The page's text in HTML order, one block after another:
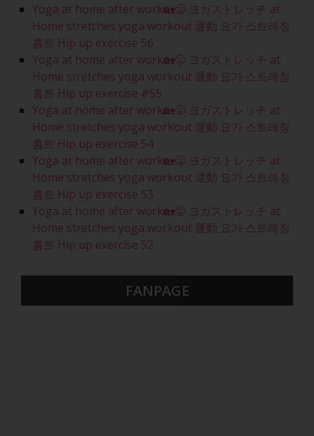
Yoga at home after work🏡😛 ヨガストレッチ at
Home stretches yoga workout 運動 요가 스트레칭
홈트 Hip up exercise 56
Yoga at home after work🏡😛 ヨガストレッチ at
Home stretches yoga workout 運動 요가 스트레칭
홈트 Hip up exercise #55
Yoga at home after work🏡😛 ヨガストレッチ at
Home stretches yoga workout 運動 요가 스트레칭
홈트 Hip up exercise 54
Yoga at home after work🏡😛 ヨガストレッチ at
Home stretches yoga workout 運動 요가 스트레칭
홈트 Hip up exercise 53
Yoga at home after work🏡😛 ヨガストレッチ at
Home stretches yoga workout 運動 요가 스트레칭
홈트 Hip up exercise 52
FANPAGE